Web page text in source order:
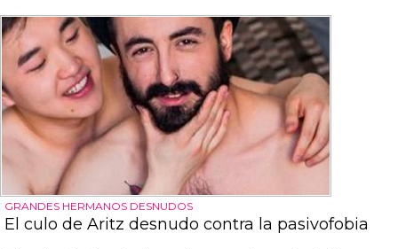
GRANDES HERMANOS DESNUDOS
El culo de Aritz desnudo contra la pasivofobia